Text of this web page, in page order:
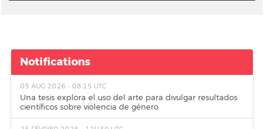
Notifications
05 AUG 2026 - 08:15 UTC
Una tesis explora el uso del arte para divulgar resultados
científicos sobre violencia de género